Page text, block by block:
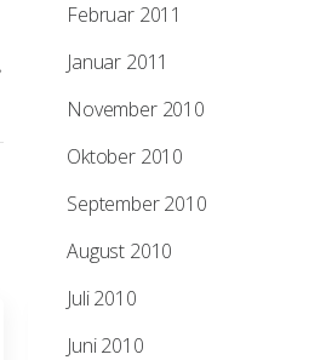
Februar 2011
Januar 2011
November 2010
Oktober 2010
September 2010
August 2010
Juli 2010
Juni 2010